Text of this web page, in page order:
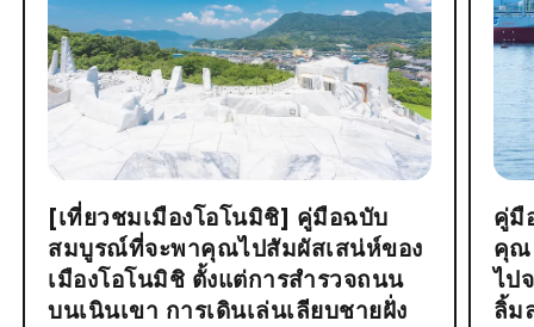
[เที่ยวชมเมืองโอโนมิชิ] คู่มือฉบับ
สมบูรณ์ที่จะพาคุณไปสัมผัสเสน่ห์ของ
เมืองโอโนมิชิ ตั้งแต่การสำรวจถนน
บนเนินเขา การเดินเล่นเลียบชายฝั่ง
คู่มื
คุณ
ไป
ลิ้ม